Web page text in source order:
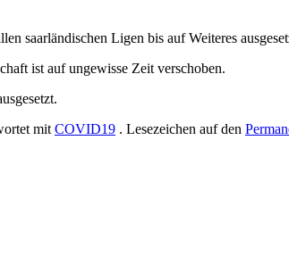
saarländischen Ligen bis auf Weiteres
ist auf ungewisse Zeit verschoben.
mit COVID19 . Lesezeichen auf den